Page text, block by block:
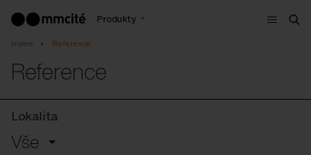
Produkty
Menu
Home Reference
Reference
Lokalita
Vše